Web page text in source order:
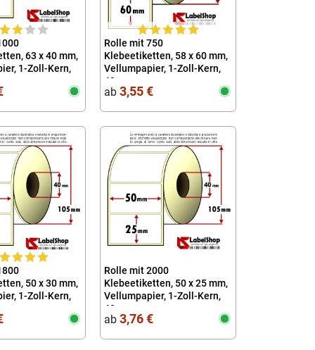
63 x 40 mm,
1-Zoll-Kern,
Rolle mit 750
Klebeetiketten, 58 x 60 mm,
Vellumpapier, 1-Zoll-Kern,
40
ab3,55 €
50 x 30 mm,
1-Zoll-Kern,
Rolle mit 2000
Klebeetiketten, 50 x 25 mm,
Vellumpapier, 1-Zoll-Kern,
40
ab3,76 €